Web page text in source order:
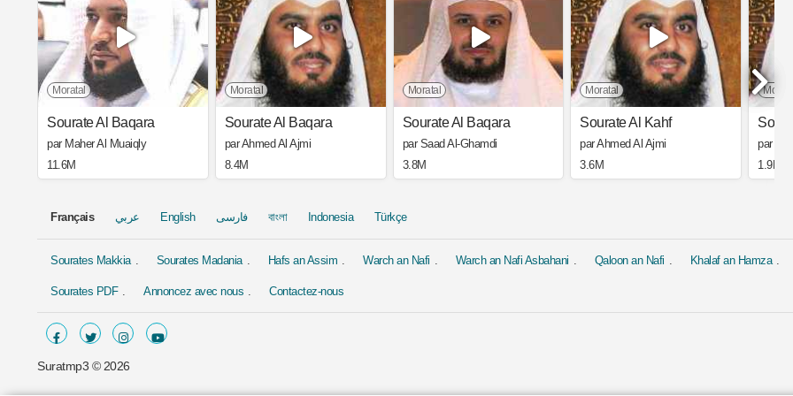
Moratal
Sourate Al Baqara
par Maher Al Muaiqly
11.6M
Moratal
Sourate Al Baqara
par Ahmed Al Ajmi
8.4M
Moratal
Sourate Al Baqara
par Saad Al-Ghamdi
3.8M
Moratal
Sourate Al Kahf
par Ahmed Al Ajmi
3.6M
Moratal
par
1.9M
Français عربي English فارسی বাংলা Indonesia Türkçe
Sourates Makkia Sourates Madania Hafs an Assim Warch an Nafi Warch an Nafi Asbahani Qaloon an Nafi Khalaf an Hamza
Sourates PDF Annoncez avec nous Contactez-nous
Suratmp3 © 2026